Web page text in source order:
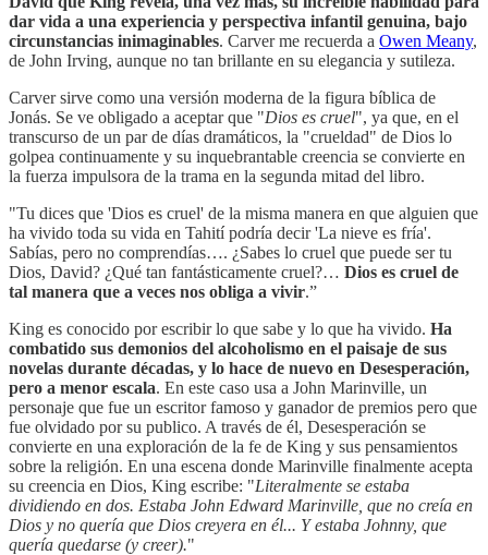
dar vida a una experiencia y perspectiva infantil genuina, bajo
circunstancias inimaginables. Carver me recuerda a Owen Meany,
de John Irving, aunque no tan brillante en su elegancia y sutileza.
Carver sirve como una versión moderna de la figura bíblica de
Jonás. Se ve obligado a aceptar que "Dios es cruel", ya que, en el
transcurso de un par de días dramáticos, la "crueldad" de Dios lo
golpea continuamente y su inquebrantable creencia se convierte en
la fuerza impulsora de la trama en la segunda mitad del libro.
"Tu dices que 'Dios es cruel' de la misma manera en que alguien que
ha vivido toda su vida en Tahití podría decir 'La nieve es fría'.
Sabías, pero no comprendías…. ¿Sabes lo cruel que puede ser tu
Dios, David? ¿Qué tan fantásticamente cruel?… Dios es cruel de
tal manera que a veces nos obliga a vivir.”
King es conocido por escribir lo que sabe y lo que ha vivido. Ha
combatido sus demonios del alcoholismo en el paisaje de sus
novelas durante décadas, y lo hace de nuevo en Desesperación,
pero a menor escala. En este caso usa a John Marinville, un
personaje que fue un escritor famoso y ganador de premios pero que
fue olvidado por su publico. A través de él, Desesperación se
convierte en una exploración de la fe de King y sus pensamientos
sobre la religión. En una escena donde Marinville finalmente acepta
su creencia en Dios, King escribe: "Literalmente se estaba
dividiendo en dos. Estaba John Edward Marinville, que no creía en
Dios y no quería que Dios creyera en él... Y estaba Johnny, que
quería quedarse (y creer)."